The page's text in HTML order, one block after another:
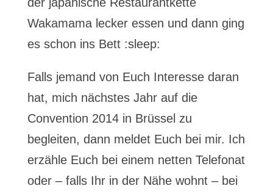
Wakamama lecker essen und dann ging
es schon ins Bett :sleep:
Falls jemand von Euch Interesse daran
hat, mich nächstes Jahr auf die
Convention 2014 in Brüssel zu
begleiten, dann meldet Euch bei mir. Ich
erzähle Euch bei einem netten Telefonat
oder – falls Ihr in der Nähe wohnt – bei